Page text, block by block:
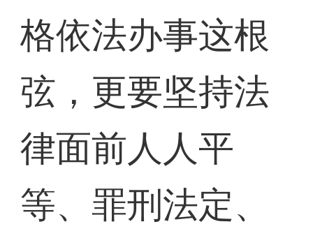
格依法办事这根
弦，更要坚持法
律面前人人平
等、罪刑法定、